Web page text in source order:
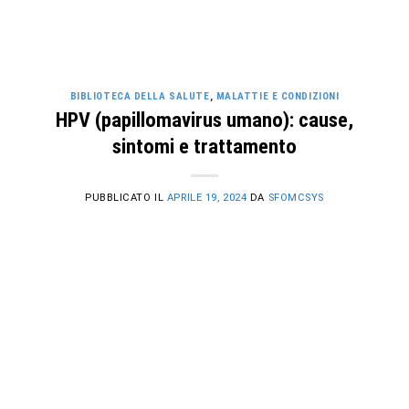
BIBLIOTECA DELLA SALUTE, MALATTIE E CONDIZIONI
HPV (papillomavirus umano): cause,
sintomi e trattamento
PUBBLICATO IL APRILE 19, 2024 DA SFOMCSYS